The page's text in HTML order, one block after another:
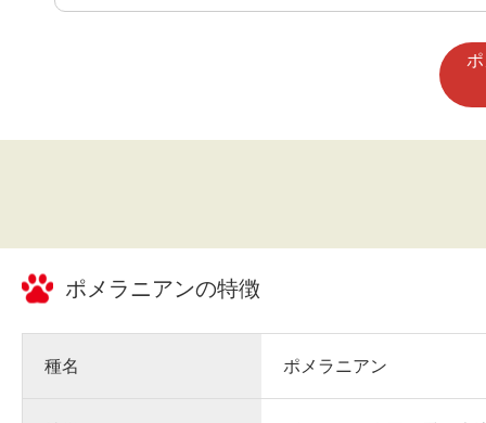
ポメラニアンの特徴
種名 ポメラニアン